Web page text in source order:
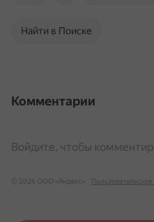
Найти в Поиске
Комментарии
Войдите, чтобы
© 2026 ООО «Яндекс»